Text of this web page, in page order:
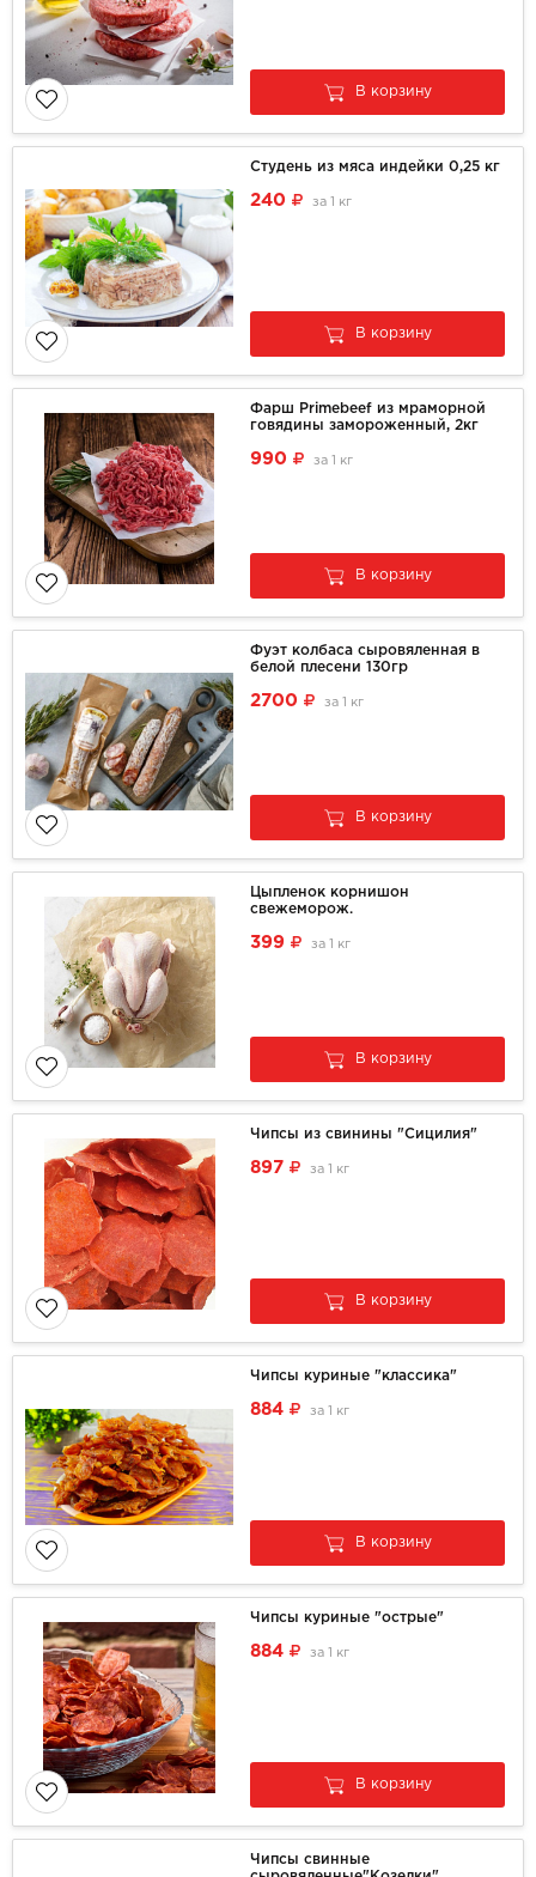
В корзину
Студень из мяса индейки 0,25 кг
240 за 1 кг
В корзину
Фарш Primebeef из мраморной
говядины замороженный, 2кг
990 за 1 кг
В корзину
Фуэт колбаса сыровяленная в
белой плесени 130гр
2700 за 1 кг
В корзину
Цыпленок корнишон
свежеморож.
399 за 1 кг
В корзину
Чипсы из свинины "Сицилия"
897 за 1 кг
В корзину
Чипсы куриные "классика"
884 за 1 кг
В корзину
Чипсы куриные "острые"
884 за 1 кг
В корзину
Чипсы свинные